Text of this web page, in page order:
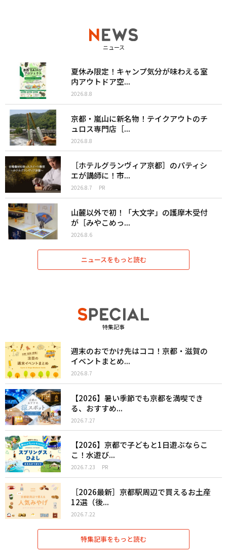
ニュース
夏休み限定！キャンプ気分が味わえる室
内アウトドア空...
2026.8.8
京都・嵐山に新名物！テイクアウトのチ
ュロス専門店［...
2026.8.8
［ホテルグランヴィア京都］のパティシ
エが講師に！市...
2026.8.7 PR
山麓以外で初！「大文字」の護摩木受付
が［みやこめっ...
2026.8.6
ニュースをもっと読む
特集記事
週末のおでかけ先はココ！京都・滋賀の
イベントまとめ...
2026.8.7
【2026】暑い季節でも京都を満喫でき
る、おすすめ...
2026.7.27
【2026】京都で子どもと1日遊ぶならこ
こ！水遊び...
2026.7.23 PR
［2026最新］京都駅周辺で買えるお土産
12選（後...
2026.7.22
特集記事をもっと読む